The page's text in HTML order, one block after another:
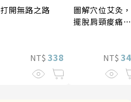
打開無路之路
NT$ 338
圖解穴位艾灸，
擺脫肩頸痠痛、
NT$